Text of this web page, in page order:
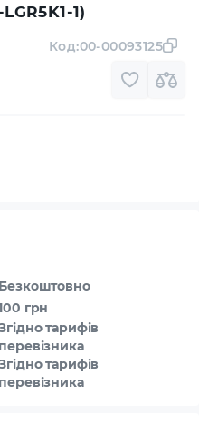
1)
Код:00-00093125
Безкоштовно
грн
тарифів
перевізника
тарифів
перевізника